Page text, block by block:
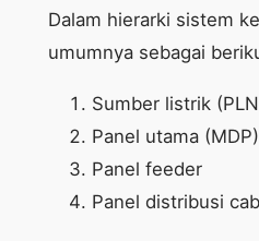
Dalam hierarki sistem
umumnya sebagai
Sumber listrik
Panel utama (MDP)
Panel feeder
Panel distribusi